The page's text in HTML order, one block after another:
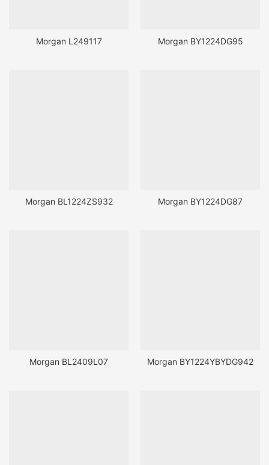
Morgan L249117 Morgan BY1224DG95
Morgan BL1224ZS932 Morgan BY1224DG87
Morgan BL2409L07 Morgan BY1224YBYDG942